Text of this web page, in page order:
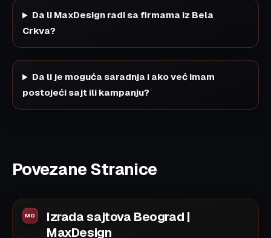
Da li MaxDesign radi sa firmama iz Bela
Crkva?
Da li je moguća saradnja i ako već imam
postojeći sajt ili kampanju?
Povezane Stranice
Izrada sajtova Beograd |
MaxDesign